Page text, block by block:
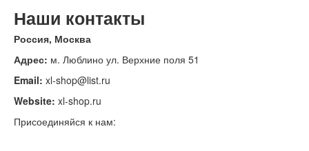
Наши контакты
Россия, Москва
Адрес: м. Люблино ул. Верхние поля 51
Email: xl-shop@list.ru
Website: xl-shop.ru
Присоединяйся к нам: